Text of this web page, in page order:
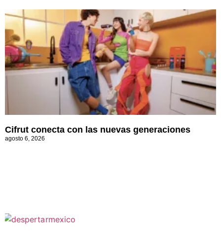
Cifrut conecta con las nuevas generaciones
agosto 6, 2026